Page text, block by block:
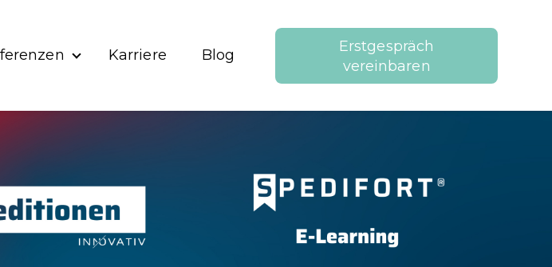
Show submenu for Referenzen
Karriere Blog
Erstgespräch
vereinbaren